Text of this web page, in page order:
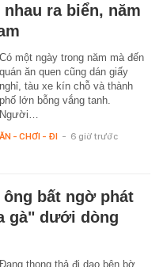
ra biển, năm
Có một ngày trong năm mà đến
quán ăn quen cũng dán giấy
nghỉ, tàu xe kín chỗ và thành
phố lớn bỗng vắng tanh.
Người…
ĂN - CHƠI - ĐI - 6 giờ trước
bất ngờ phát
gà" dưới dòng
Đang thong thả đi dạo bên bờ